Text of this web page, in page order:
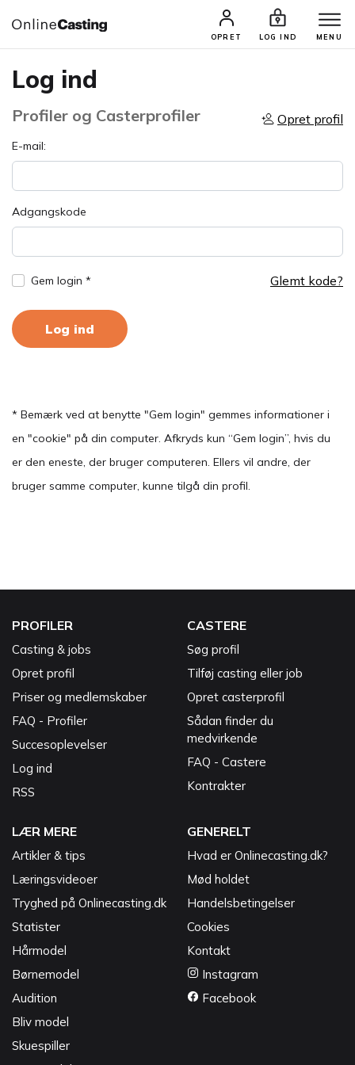
OPRET LOG IND MENU
Log ind
Profiler og Casterprofiler Opret profil
E-mail:
Adgangskode
Gem login * Glemt kode?
Log ind
* Bemærk ved at benytte "Gem login" gemmes informationer i
en "cookie" på din computer. Afkryds kun “Gem login”, hvis du
er den eneste, der bruger computeren. Ellers vil andre, der
bruger samme computer, kunne tilgå din profil.
PROFILER
Casting & jobs
Opret profil
Priser og medlemskaber
FAQ - Profiler
Succesoplevelser
Log ind
RSS
CASTERE
Søg profil
Tilføj casting eller job
Opret casterprofil
Sådan finder du
medvirkende
FAQ - Castere
Kontrakter
LÆR MERE
Artikler & tips
Læringsvideoer
Tryghed på Onlinecasting.dk
Statister
Hårmodel
Børnemodel
Audition
Bliv model
Skuespiller
GENERELT
Hvad er Onlinecasting.dk?
Mød holdet
Handelsbetingelser
Cookies
Kontakt
Instagram
Facebook